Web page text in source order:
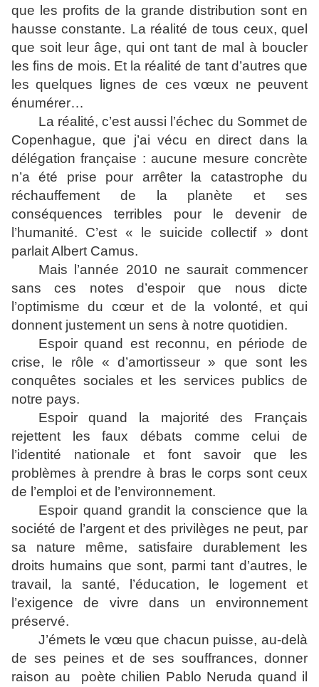
que les profits de la grande distribution sont en
hausse constante. La réalité de tous ceux, quel
que soit leur âge, qui ont tant de mal à boucler
les fins de mois. Et la réalité de tant d’autres que
les quelques lignes de ces vœux ne peuvent
énumérer…
La réalité, c’est aussi l’échec du Sommet de
Copenhague, que j’ai vécu en direct dans la
délégation française : aucune mesure concrète
n’a été prise pour arrêter la catastrophe du
réchauffement de la planète et ses
conséquences terribles pour le devenir de
l’humanité. C’est « le suicide collectif » dont
parlait Albert Camus.
Mais l’année 2010 ne saurait commencer
sans ces notes d’espoir que nous dicte
l’optimisme du cœur et de la volonté, et qui
donnent justement un sens à notre quotidien.
Espoir quand est reconnu, en période de
crise, le rôle « d’amortisseur » que sont les
conquêtes sociales et les services publics de
notre pays.
Espoir quand la majorité des Français
rejettent les faux débats comme celui de
l’identité nationale et font savoir que les
problèmes à prendre à bras le corps sont ceux
de l’emploi et de l’environnement.
Espoir quand grandit la conscience que la
société de l’argent et des privilèges ne peut, par
sa nature même, satisfaire durablement les
droits humains que sont, parmi tant d’autres, le
travail, la santé, l’éducation, le logement et
l’exigence de vivre dans un environnement
préservé.
J’émets le vœu que chacun puisse, au-delà
de ses peines et de ses souffrances, donner
raison au poète chilien Pablo Neruda quand il